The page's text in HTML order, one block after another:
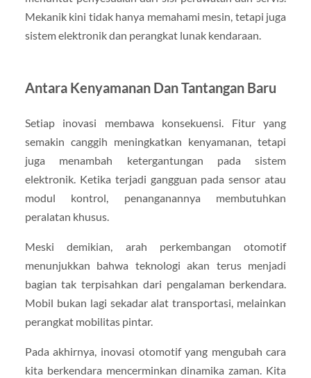
Mekanik kini tidak hanya memahami mesin, tetapi juga
sistem elektronik dan perangkat lunak kendaraan.
Antara Kenyamanan Dan Tantangan Baru
Setiap inovasi membawa konsekuensi. Fitur yang
semakin canggih meningkatkan kenyamanan, tetapi
juga menambah ketergantungan pada sistem
elektronik. Ketika terjadi gangguan pada sensor atau
modul kontrol, penanganannya membutuhkan
peralatan khusus.
Meski demikian, arah perkembangan otomotif
menunjukkan bahwa teknologi akan terus menjadi
bagian tak terpisahkan dari pengalaman berkendara.
Mobil bukan lagi sekadar alat transportasi, melainkan
perangkat mobilitas pintar.
Pada akhirnya, inovasi otomotif yang mengubah cara
kita berkendara mencerminkan dinamika zaman. Kita